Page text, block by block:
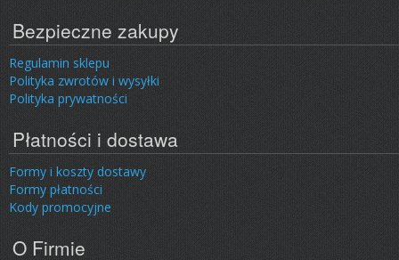
Bezpieczne zakupy
Regulamin sklepu
Polityka zwrotów i wysyłki
Polityka prywatności
Płatności i dostawa
Formy i koszty dostawy
Formy płatności
Kody promocyjne
O Firmie